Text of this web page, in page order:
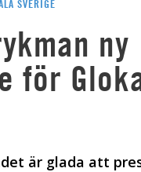
SVERIGE
ny
för
är glada att